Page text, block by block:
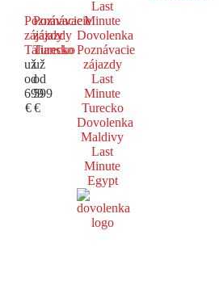
Poznávacie
zájazdy
Taliansko
už
od
699
€
Poznávacie
zájazdy
Turecko
už
od
599
€
Last
Minute
Dovolenka
Poznávacie
zájazdy
Last
Minute
Turecko
Dovolenka
Maldivy
Last
Minute
Egypt